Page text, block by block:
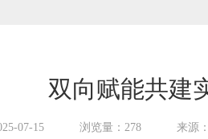
双向赋能共建
07-15 浏览量：278 来源